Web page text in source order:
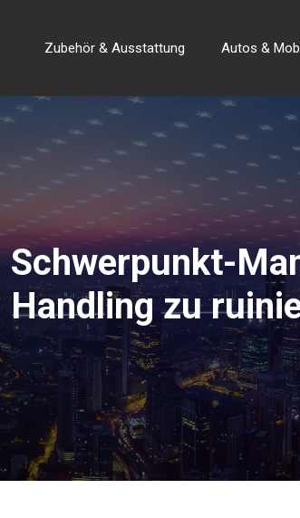
Autos &
Zubehör & Ausstattung
Schwerpunkt-
Handling zu